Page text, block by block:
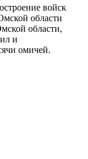
войск
области
области,
и
омичей.